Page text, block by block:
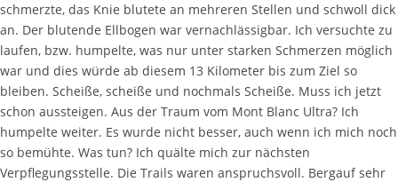
schmerzte, das Knie blutete an mehreren Stellen und schwoll dick
an. Der blutende Ellbogen war vernachlässigbar. Ich versuchte zu
laufen, bzw. humpelte, was nur unter starken Schmerzen möglich
war und dies würde ab diesem 13 Kilometer bis zum Ziel so
bleiben. Scheiße, scheiße und nochmals Scheiße. Muss ich jetzt
schon aussteigen. Aus der Traum vom Mont Blanc Ultra? Ich
humpelte weiter. Es wurde nicht besser, auch wenn ich mich noch
so bemühte. Was tun? Ich quälte mich zur nächsten
Verpflegungsstelle. Die Trails waren anspruchsvoll. Bergauf sehr